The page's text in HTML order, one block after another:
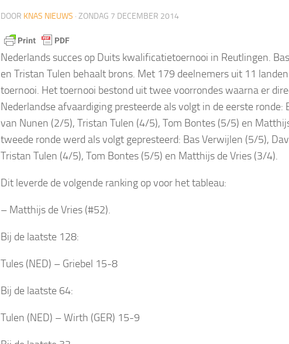
DOOR KNAS NIEUWS · ZONDAG 7 DECEMBER 2014
Nederlands succes op Duits kwalificatietoernooi in Reutlingen.
en Tristan Tulen behaalt brons. Met 179 deelnemers uit 11
toernooi. Het toernooi bestond uit twee voorrondes waarna er
Nederlandse afvaardiging presteerde als volgt in de eerste ronde:
van Nunen (2/5), Tristan Tulen (4/5), Tom Bontes (5/5) en
tweede ronde werd als volgt gepresteerd: Bas Verwijlen (5/5),
Tristan Tulen (4/5), Tom Bontes (5/5) en Matthijs de Vries (3/4).
Dit leverde de volgende ranking op voor het tableau:
– Matthijs de Vries (#52).
Bij de laatste 128:
Tules (NED) – Griebel 15-8
Bij de laatste 64:
Tulen (NED) – Wirth (GER) 15-9